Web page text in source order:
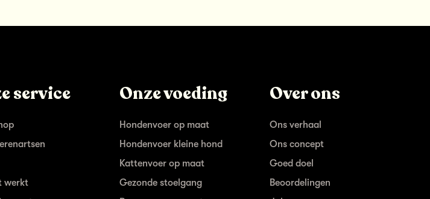
service
werkt
Onze voeding
Hondenvoer op maat
Hondenvoer kleine hond
Kattenvoer op maat
Gezonde stoelgang
Over ons
Ons verhaal
Ons concept
Goed doel
Beoordelingen